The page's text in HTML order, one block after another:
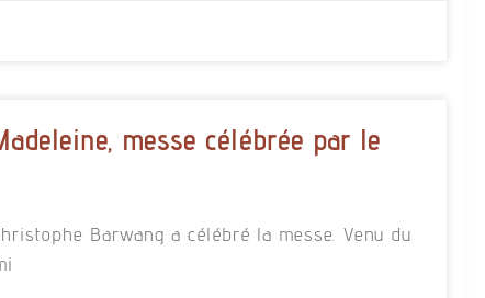
messe célébrée par le
Barwang a célébré la messe. Venu du